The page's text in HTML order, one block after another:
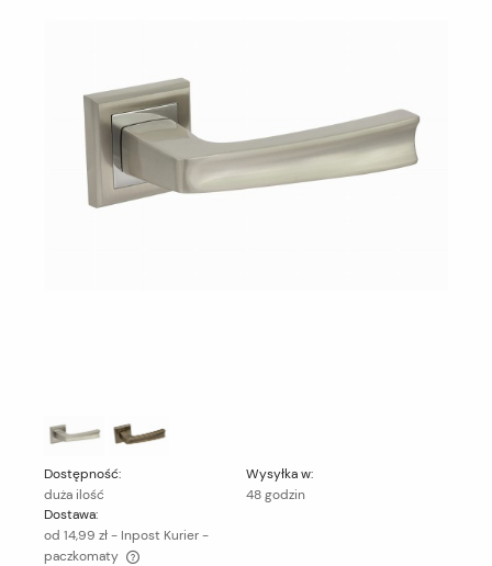
Dostępność:
duża ilość
Wysyłka w:
48 godzin
Dostawa:
od 14,99 zł- Inpost Kurier -
paczkomaty